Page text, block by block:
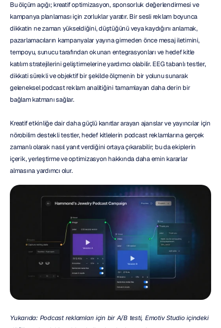
Bu ölçüm açığı; kreatif optimizasyon, sponsorluk değerlendirmesi ve
kampanya planlaması için zorluklar yaratır. Bir sesli reklam boyunca
dikkatin ne zaman yükseldiğini, düştüğünü veya kaydığını anlamak,
pazarlamacıların kampanyalar yayına girmeden önce mesaj iletimini,
tempoyu, sunucu tarafından okunan entegrasyonları ve hedef kitle
katılım stratejilerini geliştirmelerine yardımcı olabilir. EEG tabanlı testler,
dikkati sürekli ve objektif bir şekilde ölçmenin bir yolunu sunarak
geleneksel podcast reklam analitiğini tamamlayan daha derin bir
bağlam katmanı sağlar.
Kreatif etkinliğe dair daha güçlü kanıtlar arayan ajanslar ve yayıncılar için
nörobilim destekli testler, hedef kitlelerin podcast reklamlarına gerçek
zamanlı olarak nasıl yanıt verdiğini ortaya çıkarabilir; bu da ekiplerin
içerik, yerleştirme ve optimizasyon hakkında daha emin kararlar
almasına yardımcı olur.
Yukarıda: Podcast reklamları için bir A/B testi, Emotiv Studio içindeki